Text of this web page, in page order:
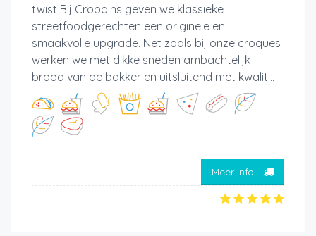
twist Bij Cropains geven we klassieke
streetfoodgerechten een originele en
smaakvolle upgrade. Net zoals bij onze croques
werken we met dikke sneden ambachtelijk
brood van de bakker en uitsluitend met kwalit...
Meer info